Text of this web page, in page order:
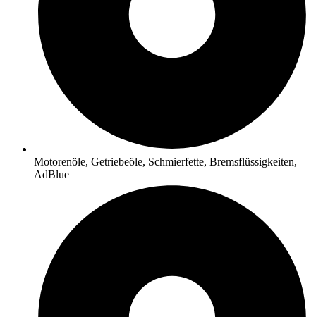
Motorenöle, Getriebeöle, Schmierfette, Bremsflüssigkeiten,
AdBlue